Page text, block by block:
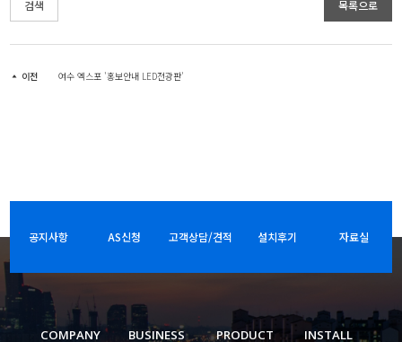
검색 목록으로
이전 여수 엑스포 '홍보안내 LED전광판'
공지사항 AS신청 고객상담/견적 설치후기 자료실
COMPANY BUSINESS PRODUCT INSTALL